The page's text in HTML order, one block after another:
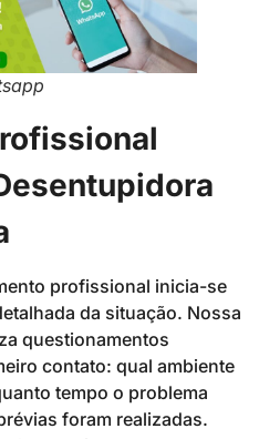
profissional inicia-se
da situação. Nossa
questionamentos
contato: qual ambiente
tempo o problema
foram realizadas.